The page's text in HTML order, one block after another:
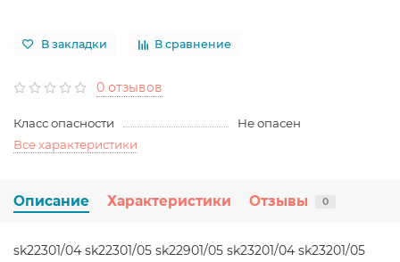
В закладки В сравнение
0 отзывов
Класс опасности
Не опасен
Все характеристики
Описание Характеристики Отзывы 0
sk22301/04 sk22301/05 sk22901/05 sk23201/04 sk23201/05